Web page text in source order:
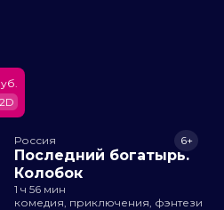
2D
Россия
Последний богатырь.
Колобок
6+
1 ч 56 мин
комедия, приключения, фэнтези